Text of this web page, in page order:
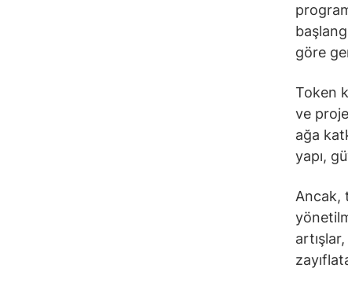
göre
Token
ve
ağa
yapı,
Ancak,